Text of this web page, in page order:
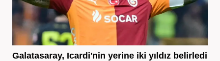
Galatasaray, Icardi'nin yerine iki yıldız belirledi